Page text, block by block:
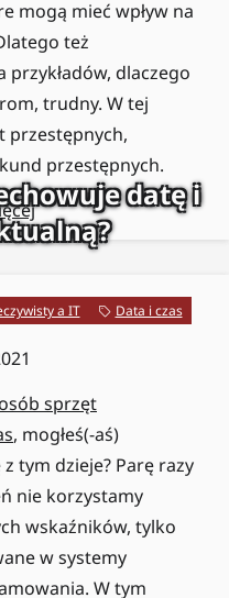
mogą mieć wpływ na
też
przykładów, dlaczego
trudny. W tej
przestępnych,
przestępnych.
datę i
a IT Data i czas
sprzęt
, mogłeś(-aś)
tym dzieje? Parę razy
nie korzystamy
wskaźników, tylko
w systemy
W tym